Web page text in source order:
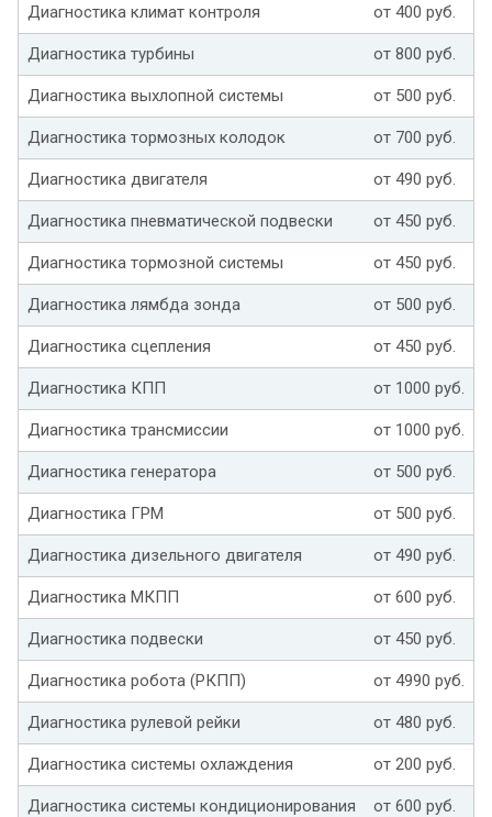
Диагностика климат контроля от 400 руб.
Диагностика турбины от 800 руб.
Диагностика выхлопной системы от 500 руб.
Диагностика тормозных колодок от 700 руб.
Диагностика двигателя от 490 руб.
Диагностика пневматической подвески от 450 руб.
Диагностика тормозной системы от 450 руб.
Диагностика лямбда зонда от 500 руб.
Диагностика сцепления от 450 руб.
Диагностика КПП от 1000 руб.
Диагностика трансмиссии от 1000 руб.
Диагностика генератора от 500 руб.
Диагностика ГРМ от 500 руб.
Диагностика дизельного двигателя от 490 руб.
Диагностика МКПП от 600 руб.
Диагностика подвески от 450 руб.
Диагностика робота (РКПП) от 4990 руб.
Диагностика рулевой рейки от 480 руб.
Диагностика системы охлаждения от 200 руб.
Диагностика системы кондиционирования от 600 руб.